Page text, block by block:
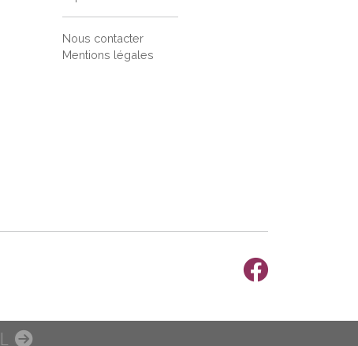
Nous contacter
Mentions légales